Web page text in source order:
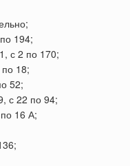
194;
с 2 по 170;
18;
52;
с 22 по 94;
16 А;